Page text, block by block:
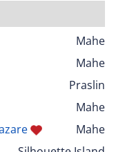
Mahe
Mahe
Praslin
Mahe
Mahe